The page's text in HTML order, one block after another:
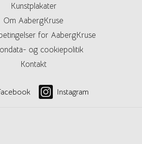
Kunstplakater
Om AabergKruse
for AabergKruse
og cookiepolitik
Kontakt
Instagram